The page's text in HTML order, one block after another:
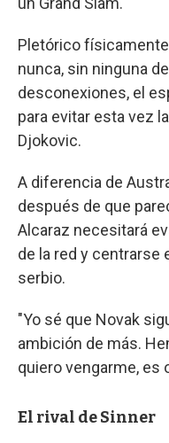
Pletórico
nunca, sin ninguna
desconexiones, el
para evitar esta vez
Djokovic.
A diferencia de
después de que
Alcaraz necesitará
de la red y centrarse
serbio.
"Yo sé que Novak
ambición de más.
quiero vengarme, es
El rival de Sinner